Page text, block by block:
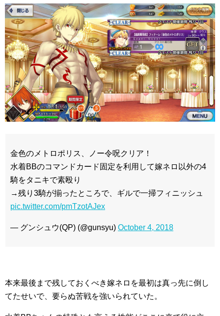
金色のメトロポリス、ノー令呪クリア！
水着BBのコマンドカード固定を利用して嫁ネロ以外の4
騎をタニキで素殴り
→残り3騎が揃ったところで、ギルで一掃フィニッシュ
pic.twitter.com/pmTzotAJex
— グンシュウ(QP) (@gunsyu) October 4, 2018
本来最後まで残しておくべき嫁ネロを最初は真っ先に倒し
てたせいで、要らぬ苦戦を強いられていた。